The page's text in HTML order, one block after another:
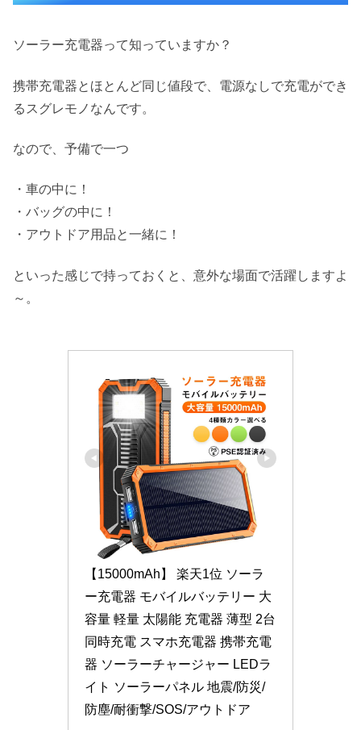
ソーラー充電器って知っていますか？
携帯充電器とほとんど同じ値段で、電源なしで充電ができ
るスグレモノなんです。
なので、予備で一つ
・車の中に！
・バッグの中に！
・アウトドア用品と一緒に！
といった感じで持っておくと、意外な場面で活躍しますよ
～。
【15000mAh】 楽天1位 ソーラ
ー充電器 モバイルバッテリー 大
容量 軽量 太陽能 充電器 薄型 2台
同時充電 スマホ充電器 携帯充電
器 ソーラーチャージャー LEDラ
イト ソーラーパネル 地震/防災/
防塵/耐衝撃/SOS/アウトドア